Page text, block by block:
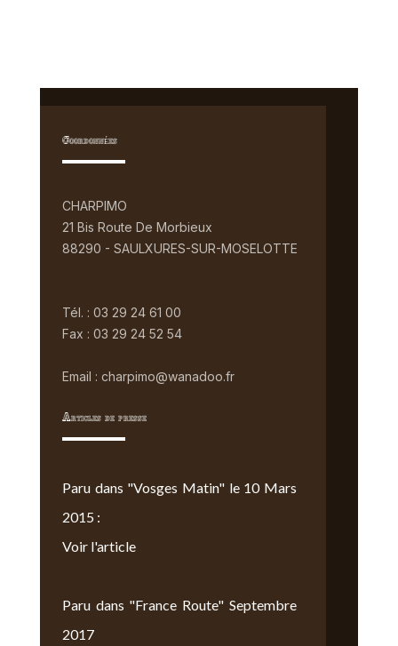
Coordonnées
CHARPIMO
21 Bis Route De Morbieux
88290 - SAULXURES-SUR-MOSELOTTE
Tél. : 03 29 24 61 00
Fax : 03 29 24 52 54
Email : charpimo@wanadoo.fr
Articles de presse
Paru dans "Vosges Matin" le 10 Mars
2015 :
Voir l'article
Paru dans "France Route" Septembre
2017